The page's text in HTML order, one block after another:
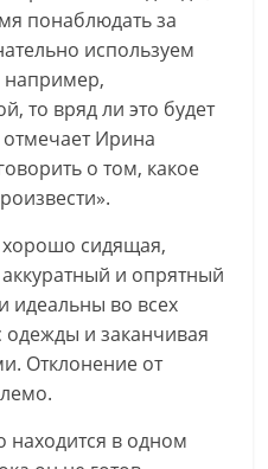
понаблюдать за
используем
например,
то вряд ли это будет
Ирина
о том, какое
сидящая,
и опрятный
идеальны во всех
и заканчивая
Отклонение от
находится в одном